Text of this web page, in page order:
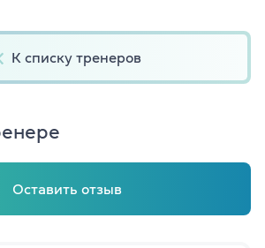
К списку тренеров
Оставить отзыв